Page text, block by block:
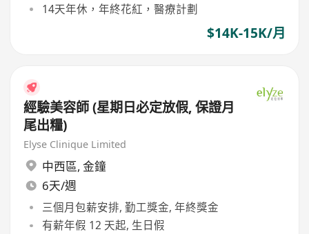
14天年休，年終花紅，醫療計劃
$14K-15K/月
經驗美容師 (星期日必定放假, 保證月
尾出糧)
Elyse Clinique Limited
中西區, 金鐘
6天/週
三個月包薪安排, 勤工獎金, 年終獎金
有薪年假 12 天起, 生日假